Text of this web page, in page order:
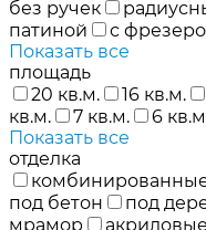
без ручек
патиной
с
Показать все
площадь
20 кв.м.
16 кв.м.
кв.м.
7 кв.м. 6
Показать все
отделка
под бетон
под
мрамор
акриловые